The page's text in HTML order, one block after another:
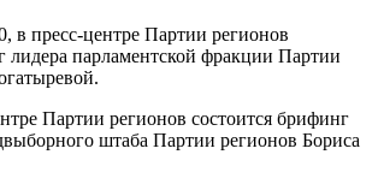
в пресс-центре Партии регионов
лидера парламентской фракции Партии
Партии регионов состоится брифинг
штаба Партии регионов Бориса